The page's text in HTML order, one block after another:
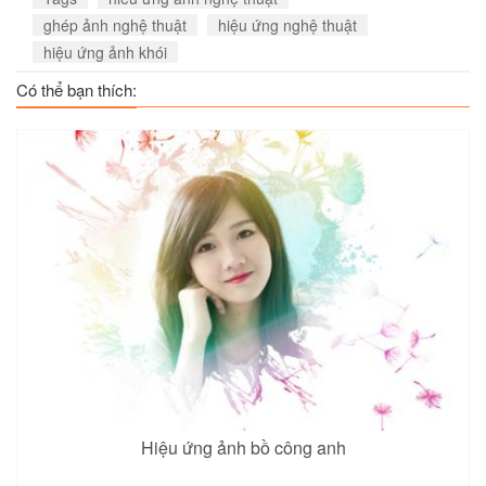
ghép ảnh nghệ thuật
hiệu ứng nghệ thuật
hiệu ứng ảnh khói
Có thể bạn thích:
Hiệu ứng ảnh bồ công anh